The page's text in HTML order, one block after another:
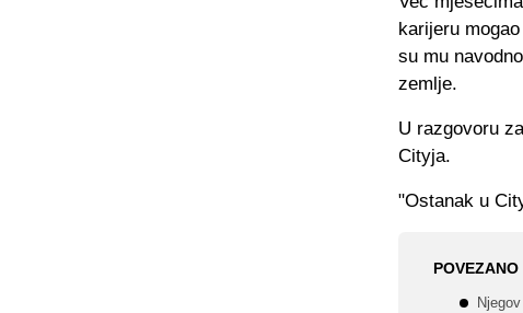
karijeru
su mu
zemlje.
U razgovoru
Cityja.
"Ostanak u
POVEZANO